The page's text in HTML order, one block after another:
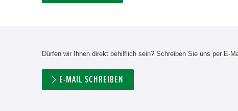
Dürfen wir Ihnen direkt behilflich sein? Schreiben Sie uns per E-
E-MAIL SCHREIBEN